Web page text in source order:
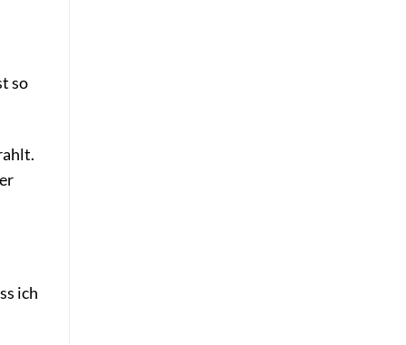
so
ich